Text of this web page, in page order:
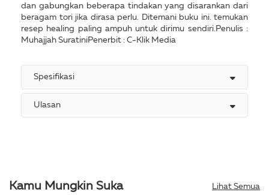
dan gabungkan beberapa tindakan yang disarankan dari
beragam tori jika dirasa perlu. Ditemani buku ini. temukan
resep healing paling ampuh untuk dirimu sendiri.Penulis :
Muhajjah SuratiniPenerbit : C-Klik Media
Spesifikasi
Ulasan
Kamu Mungkin Suka Lihat Semua